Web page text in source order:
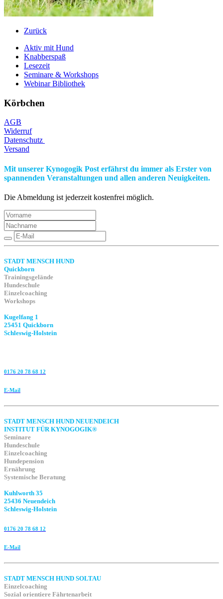
Zurück
Aktiv mit Hund
Knabberspaß
Lesezeit
Seminare & Workshops
Webinar Bibliothek
Körbchen
AGB
Widerruf
Datenschutz
Versand
Mit unserer Kynogogik Post erfährst du immer als Erster von
spannenden Veranstaltungen und allen anderen Neuigkeiten.
Die Abmeldung ist jederzeit kostenfrei möglich.
STADT MENSCH HUND
Quickborn
Trainingsgelände
Hundeschule
Einzelcoaching
Workshops
Kugelfang 1
25451 Quickborn
Schleswig-Holstein
0176 20 78 68 12
E-Mail
STADT MENSCH HUND NEUENDEICH
INSTITUT FÜR KYNOGOGIK®
Seminare
Hundeschule
Einzelcoaching
Hundepension
Ernährung
Systemische Beratung
Kuhlworth 35
25436 Neuendeich
Schleswig-Holstein
0176 20 78 68 12
E-Mail
STADT MENSCH HUND SOLTAU
Einzelcoaching
Sozial orientiere Fährtenarbeit